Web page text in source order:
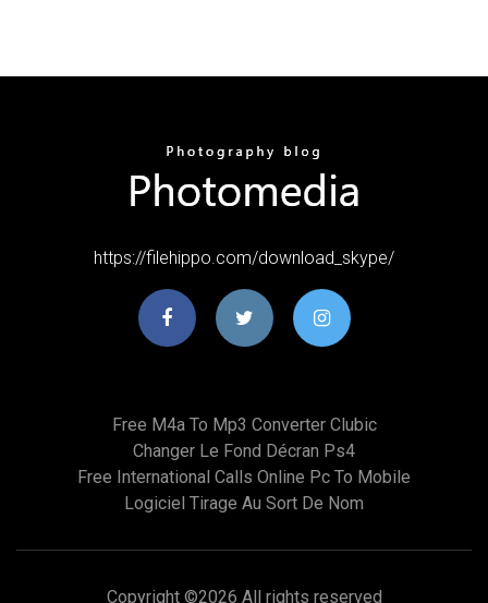
https://filehippo.com/download_skype/
Free M4a To Mp3 Converter Clubic
Changer Le Fond Décran Ps4
Free International Calls Online Pc To Mobile
Logiciel Tirage Au Sort De Nom
Copyright ©2026 All rights reserved